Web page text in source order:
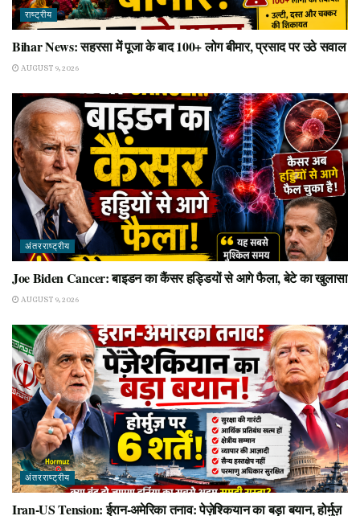
राष्ट्रीय
Bihar News: सहरसा में पूजा के बाद 100+ लोग बीमार, प्रसाद पर उठे सवाल
AUGUST 9, 2026
अंतरराष्ट्रीय
Joe Biden Cancer: बाइडन का कैंसर हड्डियों से आगे फैला, बेटे का खुलासा
AUGUST 9, 2026
अंतरराष्ट्रीय
Iran-US Tension: ईरान-अमेरिका तनाव: पेज़ेश्कियान का बड़ा बयान, होर्मुज़